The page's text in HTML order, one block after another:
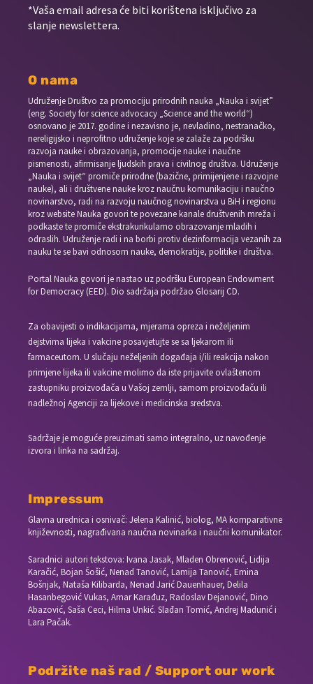
*Vaša email adresa će biti korištena isključivo za
slanje newslettera.
O nama
Udruženje Društvo za promociju prirodnih nauka „Nauka i svijet”
(eng. Society for science advocacy „Science and the world“)
osnovano je 2017. godine i nezavisno je, nevladino, nestranačko,
nereligijsko i neprofitno udruženje koje se zalaže za podršku
razvoja nauke i obrazovanja, promocije nauke i naučne
pismenosti, afirmisanje ljudskih prava i civilnog društva. Udruženje
„Nauka i svijet“ promiče prirodne (bazične, primijenjene i razvojne
nauke), ali i društvene nauke kroz naučnu komunikaciju i naučno
novinarstvo, radi na razvoju naučnog novinarstva u BiH i regionu
kroz website Nauka govori te povezane kanale društvenih mreža i
podkaste te promiče ekstrakurikularno obrazovanje mladih i
odraslih. Udruženje radi i na borbi protiv dezinformacija vezanih za
nauku te se bavi odnosom nauke, demokratije, politike i društva.
Portal Nauka govori je nastao uz podršku European Endowment
for Democracy (EED). Dio sadržaja podržao Glosarij CD.
Za obavijesti o indikacijama, mjerama opreza i neželjenim
dejstvima lijeka i vakcine posavjetujte se sa ljekarom ili
farmaceutom. U slučaju neželjenih događaja i/ili reakcija nakon
primjene lijeka ili vakcine molimo da iste prijavite ovlaštenom
zastupniku proizvođača u Vašoj zemlji, samom proizvođaču ili
nadležnoj Agenciji za lijekove i medicinska sredstva.
Sadržaje je moguće preuzimati samo integralno, uz navođenje
izvora i linka na sadržaj.
Impressum
Glavna urednica i osnivač: Jelena Kalinić, biolog, MA komparativne
književnosti, nagrađivana naučna novinarka i naučni komunikator.
Saradnici autori tekstova: Ivana Jasak, Mladen Obrenović, Lidija
Karačić, Bojan Šošić, Nenad Tanović, Lamija Tanović, Emina
Bošnjak, Nataša Kilibarda, Nenad Jarić Dauenhauer, Delila
Hasanbegović Vukas, Amar Karađuz, Radoslav Dejanović, Dino
Abazović, Saša Ceci, Hilma Unkić. Slađan Tomić, Andrej Madunić i
Lara Pačak.
Podržite naš rad / Support our work